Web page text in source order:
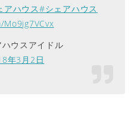
アハウス#シェアハウス
ウスアイドル
年3月2日